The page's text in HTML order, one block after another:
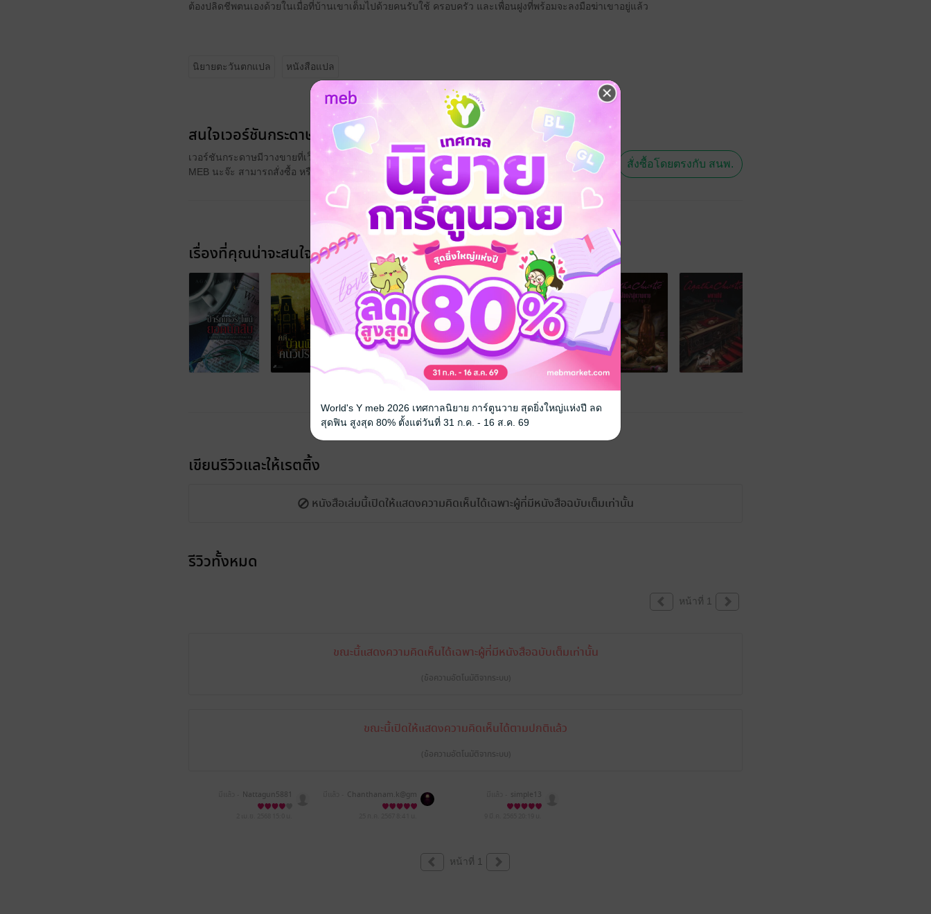
ต้องปลิดชีพตนเองด้วยในเมื่อที่บ้านเขาเต็มไปด้วยคนรับใช้ ครอบครัว และเพื่อนฝูงที่พร้อมจะลงมือฆ่าเขาอยู่แล้ว
นิยายตะวันตกแปล หนังสือแปล
สนใจเวอร์ชันกระดาษ เชิญทางนี้!
เวอร์ชันกระดาษมีวางขายที่เว็บไซต์สำนักพิมพ์ จะไม่มีขายโดย
MEB นะจ๊ะ สามารถสั่งซื้อ หรือติดต่อคนขายโดยตรงเลยจ้ะ
สั่งซื้อโดยตรงกับ สนพ.
เรื่องที่คุณน่าจะสนใจ
เขียนรีวิวและให้เรตติ้ง
หนังสือเล่มนี้เปิดให้แสดงความคิดเห็นได้เฉพาะผู้ที่มีหนังสือฉบับเต็มเท่านั้น
รีวิวทั้งหมด
หน้าที่ 1
ขณะนี้แสดงความคิดเห็นได้เฉพาะผู้ที่มีหนังสือฉบับเต็มเท่านั้น
(ข้อความอัตโนมัติจากระบบ)
ขณะนี้เปิดให้แสดงความคิดเห็นได้ตามปกติแล้ว
(ข้อความอัตโนมัติจากระบบ)
Nattagun5881
Chanthanam.k@gm
ail.com
simple13
หน้าที่ 1
World's Y meb 2026 เทศกาลนิยาย การ์ตูนวาย สุดยิ่งใหญ่แห่งปี ลด
สุดฟิน สูงสุด 80% ตั้งแต่วันที่ 31 ก.ค. - 16 ส.ค. 69